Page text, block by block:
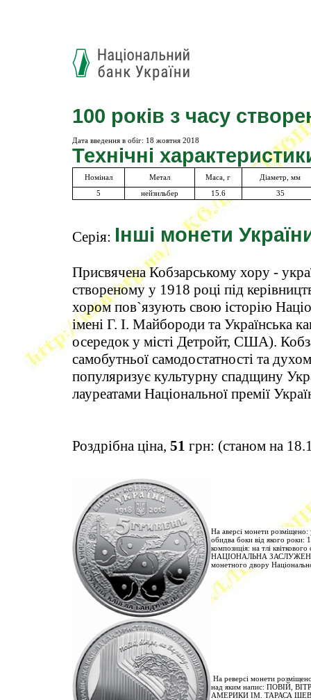
100 років з часу
Дата введення в обіг: 18 жовтня 2018
Технічні
Номінал Метал Маса, г
Діаметр, мм
5
нейзильбер 15.6 35
Серія: Інші монети
Присвячена Кобзарському хору -
створеному у 1918 році під
хором пов`язують свою історію
імені Г. І. Майбороди та Українська
осередок у місті Детройт, США).
самобутньої самодостатності та
популяризує культурну спадщину
лауреатами Національної премії
Роздрібна ціна, 51 грн: (станом на
На аверсі монети
обидва боки від якого роки:
композиція: на тлі
НАЦІОНАЛЬНА ЗАСЛУЖЕНА
монетного двору
На реверсі монети
над яким напис: ПОВІЙ,
АМЕРИКИ ІМ. ТАРАСА